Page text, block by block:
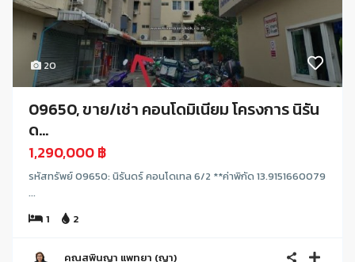
20
09650, ขาย/เช่า คอนโดมิเนียม โครงการ นิรัน
ด...
1,290,000 ฿
รหัสทรัพย์ 09650: นิรันดร์ คอนโดเทล 6/2 **ค่าพิกัด 13.9151660079
...
1
2
คุณสุพินญา แพทยา (ญา)